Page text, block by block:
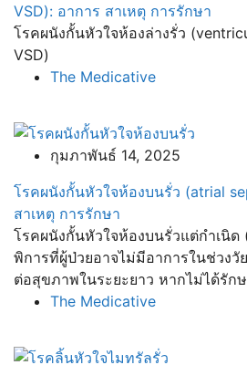
VSD): อาการ สาเหตุ การรักษา
โรคผนังกั้นหัวใจห้องล่างรั่ว
VSD)
The Medicative
กุมภาพันธ์ 14, 2025
โรคผนังกั้นหัวใจห้องบนรั่ว (atrial
สาเหตุ การรักษา
โรคผนังกั้นหัวใจห้องบนรั่วแต่กำเนิด
พิการที่ผู้ป่วยอาจไม่มีอาการในช่วงวั
ต่อสุขภาพในระยะยาว หากไม่ได้รัก
The Medicative